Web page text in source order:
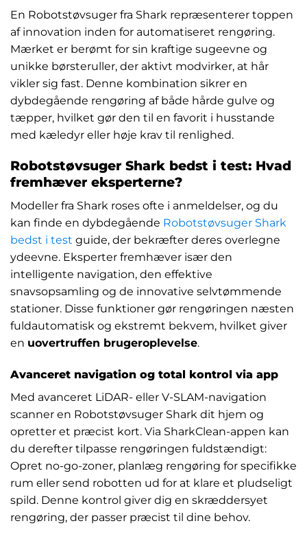
En Robotstøvsuger fra Shark repræsenterer toppen
af innovation inden for automatiseret rengøring.
Mærket er berømt for sin kraftige sugeevne og
unikke børsteruller, der aktivt modvirker, at hår
vikler sig fast. Denne kombination sikrer en
dybdegående rengøring af både hårde gulve og
tæpper, hvilket gør den til en favorit i husstande
med kæledyr eller høje krav til renlighed.
Robotstøvsuger Shark bedst i test: Hvad
fremhæver eksperterne?
Modeller fra Shark roses ofte i anmeldelser, og du
kan finde en dybdegående Robotstøvsuger Shark
bedst i test guide, der bekræfter deres overlegne
ydeevne. Eksperter fremhæver især den
intelligente navigation, den effektive
snavsopsamling og de innovative selvtømmende
stationer. Disse funktioner gør rengøringen næsten
fuldautomatisk og ekstremt bekvem, hvilket giver
en uovertruffen brugeroplevelse.
Avanceret navigation og total kontrol via app
Med avanceret LiDAR- eller V-SLAM-navigation
scanner en Robotstøvsuger Shark dit hjem og
opretter et præcist kort. Via SharkClean-appen kan
du derefter tilpasse rengøringen fuldstændigt:
Opret no-go-zoner, planlæg rengøring for specifikke
rum eller send robotten ud for at klare et pludseligt
spild. Denne kontrol giver dig en skræddersyet
rengøring, der passer præcist til dine behov.